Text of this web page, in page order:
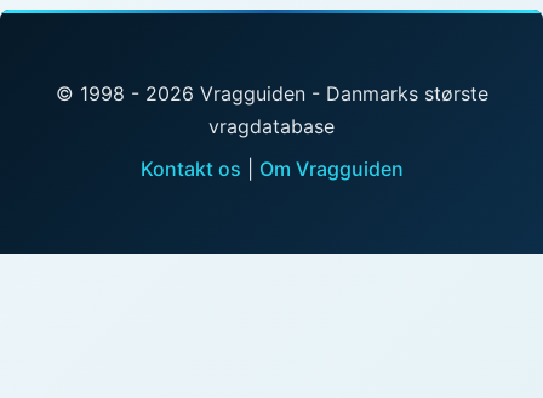
© 1998 - 2026 Vragguiden - Danmarks største
vragdatabase
Kontakt os
Om Vragguiden